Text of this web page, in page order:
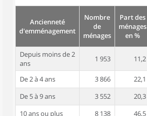
Ancienneté
d'emménagement
Nombre
de
ménages
Part des
ménages
en %
Depuis moins de 2
ans
1 953 11,2
De 2 à 4 ans 3 866 22,1
De 5 à 9 ans
3 552 20,3
10 ans ou plus
8 138 46,5